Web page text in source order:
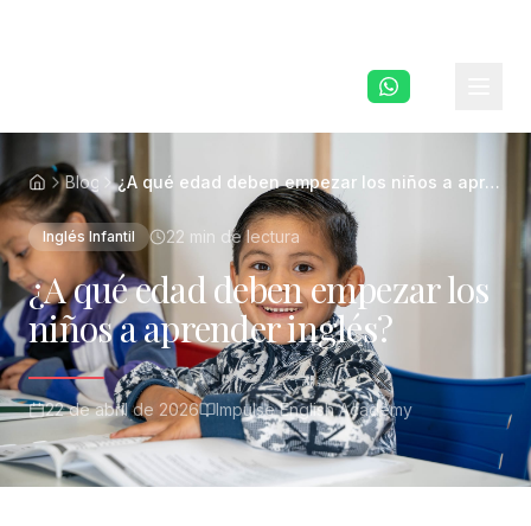
Blog ¿A qué edad deben empezar los niños a aprender
Inglés Infantil 22 min de lectura
¿A qué edad deben empezar los
niños a aprender inglés?
22 de abril de 2026 Impulse English Academy